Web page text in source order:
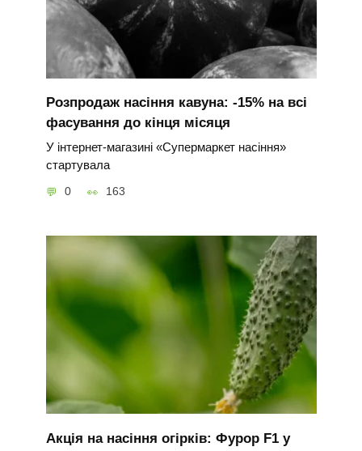
Розпродаж насіння кавуна: -15% на всі
фасування до кінця місяця
У інтернет-магазині «Супермаркет насіння»
стартувала
0 163
Акція на насіння огірків: Фурор F1 у